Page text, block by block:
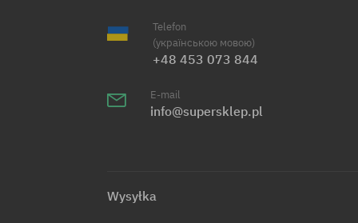
Telefon
(українською мовою)
+48 453 073 844
E-mail
info@supersklep.pl
Wysyłka